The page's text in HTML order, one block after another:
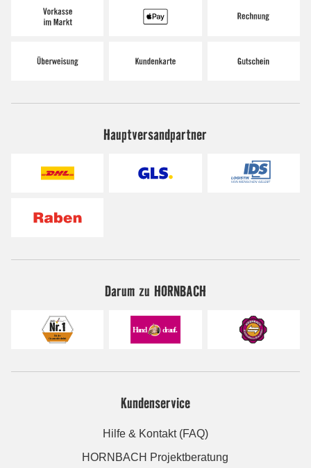
Hauptversandpartner
Darum zu HORNBACH
Kundenservice
Hilfe & Kontakt (FAQ)
HORNBACH Projektberatung